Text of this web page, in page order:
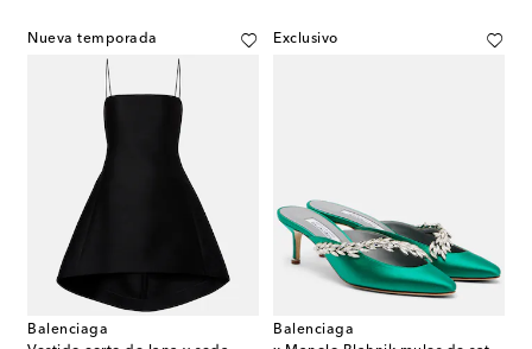
Nueva temporada
Balenciaga
Exclusivo
Balenciaga